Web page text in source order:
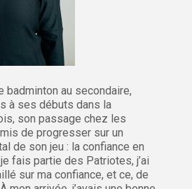
badminton au secondaire,
à ses débuts dans la
son passage chez les
de progresser sur un
de son jeu : la confiance en
fais partie des Patriotes, j’ai
sur ma confiance, et ce, de